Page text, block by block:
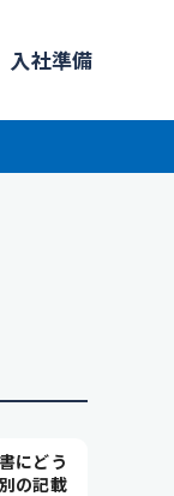
入社準備
にどう
の記載